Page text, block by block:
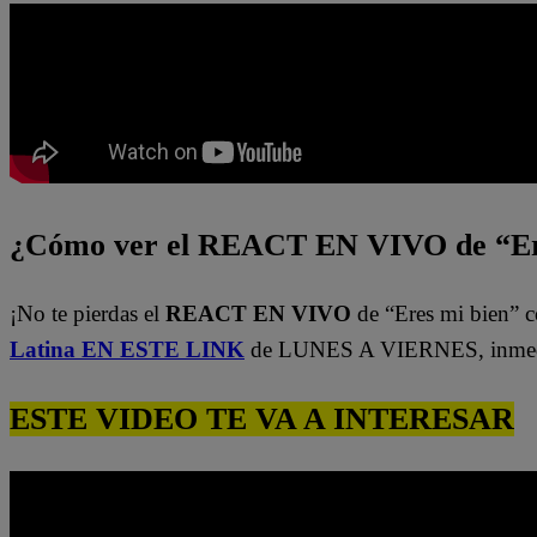
¿Cómo ver el REACT EN VIVO de
¡No te pierdas el REACT EN VIVO de “Eres mi bien”
Latina EN ESTE LINK de LUNES A VIERNES,
ESTE VIDEO TE VA A INTERESAR